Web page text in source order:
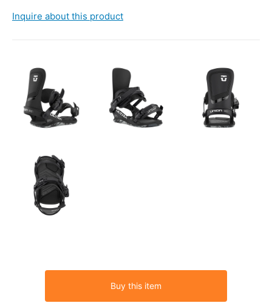
Inquire about this product
Buy this item